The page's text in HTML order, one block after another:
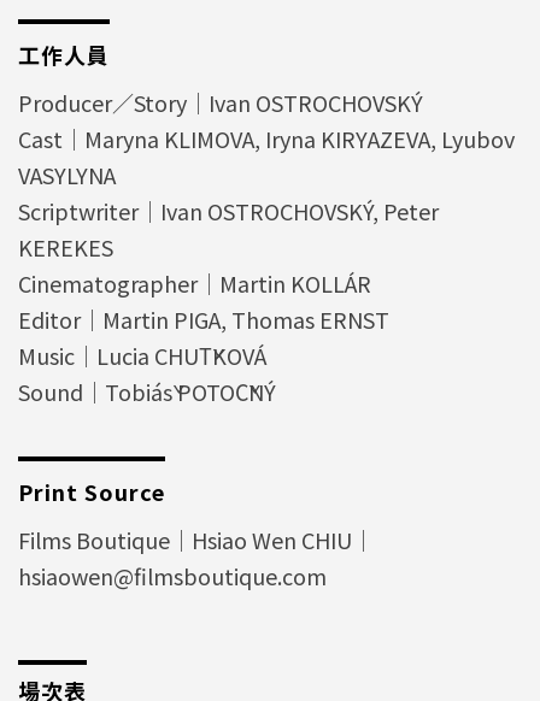
工作人員
Producer／Story｜Ivan OSTROCHOVSKÝ
Cast｜Maryna KLIMOVA, Iryna KIRYAZEVA, Lyubov
VASYLYNA
Scriptwriter｜Ivan OSTROCHOVSKÝ, Peter
KEREKES
Cinematographer｜Martin KOLLÁR
Editor｜Martin PIGA, Thomas ERNST
Music｜Lucia CHUŤKOVÁ
Sound｜Tobiáš POTOČNÝ
Print Source
Films Boutique｜Hsiao Wen CHIU｜
hsiaowen@filmsboutique.com
場次表